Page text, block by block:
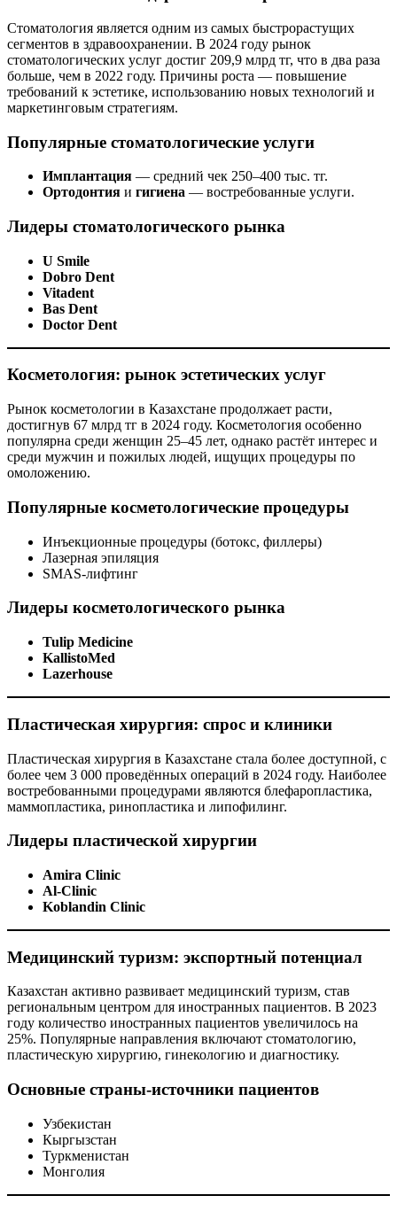
Стоматология является одним из самых быстрорастущих
сегментов в здравоохранении. В 2024 году рынок
стоматологических услуг достиг 209,9 млрд тг, что в два раза
больше, чем в 2022 году. Причины роста — повышение
требований к эстетике, использованию новых технологий и
маркетинговым стратегиям.
Популярные стоматологические услуги
Имплантация — средний чек 250–400 тыс. тг.
Ортодонтия и гигиена — востребованные услуги.
Лидеры стоматологического рынка
U Smile
Dobro Dent
Vitadent
Bas Dent
Doctor Dent
Косметология: рынок эстетических услуг
Рынок косметологии в Казахстане продолжает расти,
достигнув 67 млрд тг в 2024 году. Косметология особенно
популярна среди женщин 25–45 лет, однако растёт интерес и
среди мужчин и пожилых людей, ищущих процедуры по
омоложению.
Популярные косметологические процедуры
Инъекционные процедуры (ботокс, филлеры)
Лазерная эпиляция
SMAS-лифтинг
Лидеры косметологического рынка
Tulip Medicine
KallistoMed
Lazerhouse
Пластическая хирургия: спрос и клиники
Пластическая хирургия в Казахстане стала более доступной, с
более чем 3 000 проведённых операций в 2024 году. Наиболее
востребованными процедурами являются блефаропластика,
маммопластика, ринопластика и липофилинг.
Лидеры пластической хирургии
Amira Clinic
Al-Clinic
Koblandin Clinic
Медицинский туризм: экспортный потенциал
Казахстан активно развивает медицинский туризм, став
региональным центром для иностранных пациентов. В 2023
году количество иностранных пациентов увеличилось на
25%. Популярные направления включают стоматологию,
пластическую хирургию, гинекологию и диагностику.
Основные страны-источники пациентов
Узбекистан
Кыргызстан
Туркменистан
Монголия